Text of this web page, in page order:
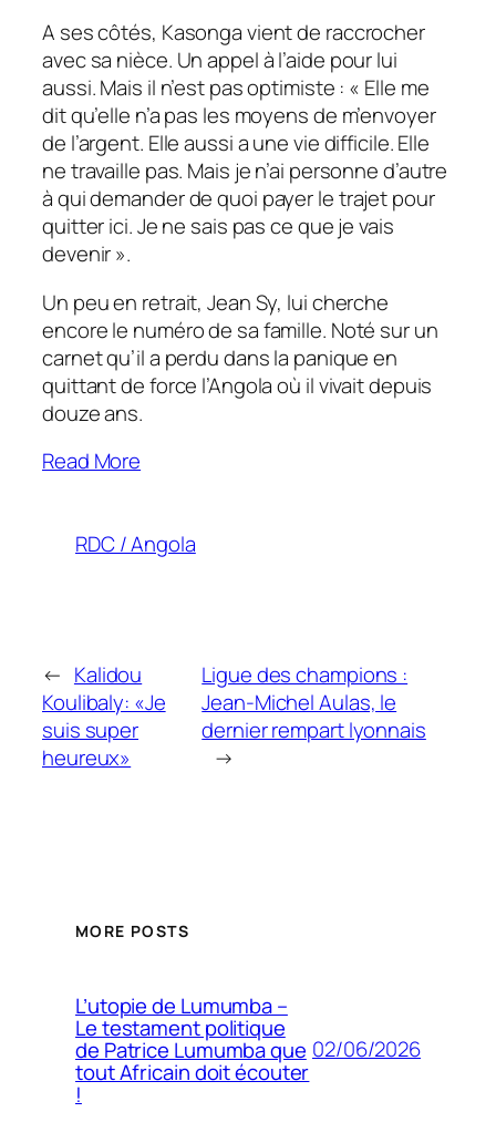
A ses côtés, Kasonga vient de raccrocher
avec sa nièce. Un appel à l’aide pour lui
aussi. Mais il n’est pas optimiste : « Elle me
dit qu’elle n’a pas les moyens de m’envoyer
de l’argent. Elle aussi a une vie difficile. Elle
ne travaille pas. Mais je n’ai personne d’autre
à qui demander de quoi payer le trajet pour
quitter ici. Je ne sais pas ce que je vais
devenir».
Un peu en retrait, Jean Sy, lui cherche
encore le numéro de sa famille. Noté sur un
carnet qu’il a perdu dans la panique en
quittant de force l’Angola où il vivait depuis
douze ans.
Read More
RDC / Angola
← Kalidou
Koulibaly: «Je
suis super
heureux»
Ligue des champions :
Jean-Michel Aulas, le
dernier rempart lyonnais
→
MORE POSTS
L’utopie de Lumumba –
Le testament politique
de Patrice Lumumba que
tout Africain doit écouter
!
02/06/2026